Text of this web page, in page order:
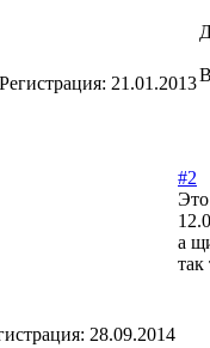
Регистрация: 21.01.2013
28.09.2014
#2
Это
а